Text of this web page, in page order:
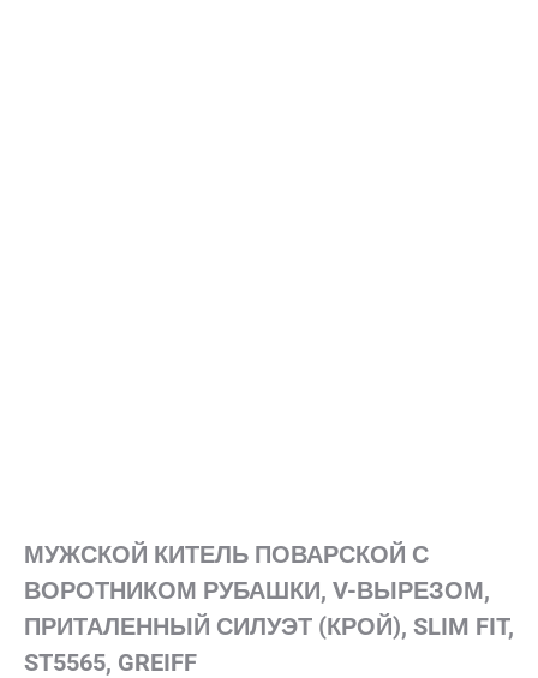
МУЖСКОЙ КИТЕЛЬ ПОВАРСКОЙ С
ВОРОТНИКОМ РУБАШКИ, V-ВЫРЕЗОМ,
ПРИТАЛЕННЫЙ СИЛУЭТ (КРОЙ), SLIM FIT,
ST5565, GREIFF